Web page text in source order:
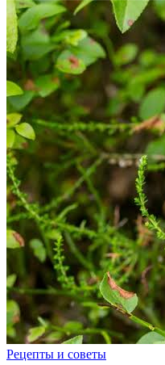
Рецепты и советы